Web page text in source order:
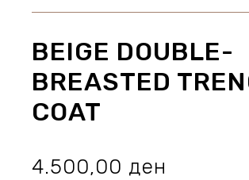
BEIGE DOUBLE-
BREASTED
COAT
4.500,00 ден